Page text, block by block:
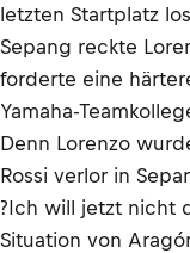
letzten Startplatz
Sepang reckte
forderte eine
Yamaha-
Denn Lorenzo
Rossi verlor in
?Ich will jetzt nicht
Situation von